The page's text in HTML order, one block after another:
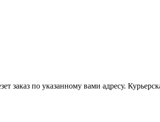
заказ по указанному вами адресу.